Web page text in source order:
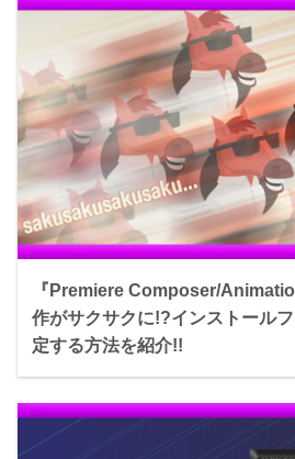
『Premiere Composer/
作がサクサクに!?インストール
定する方法を紹介!!